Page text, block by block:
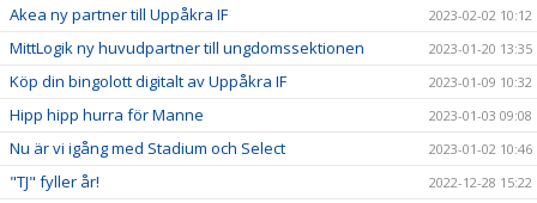
Akea ny partner till Uppåkra IF 2023-02-02 10:12
MittLogik ny huvudpartner till ungdomssektionen 2023-01-20 13:35
Köp din bingolott digitalt av Uppåkra IF 2023-01-09 10:32
Hipp hipp hurra för Manne 2023-01-03 09:08
Nu är vi igång med Stadium och Select 2023-01-02 10:46
"TJ" fyller år! 2022-12-28 15:22